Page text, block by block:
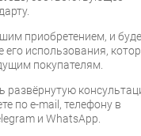
приобретением, и
использования,
покупателям.
развёрнутую
по e-mail, телефону в
и WhatsApp.